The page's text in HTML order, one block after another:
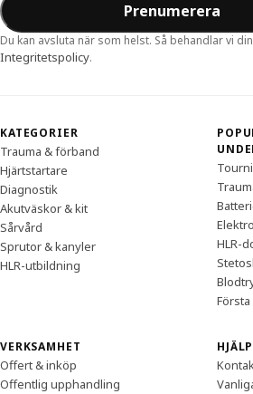
Prenumerera
Du kan avsluta när som helst. Så behandlar vi
Integritetspolicy.
KATEGORIER
Trauma & förband
Hjärtstartare
Diagnostik
Akutväskor & kit
Sårvård
Sprutor & kanyler
HLR-utbildning
HLR-
VERKSAMHET
Offert & inköp
Offentlig upphandling